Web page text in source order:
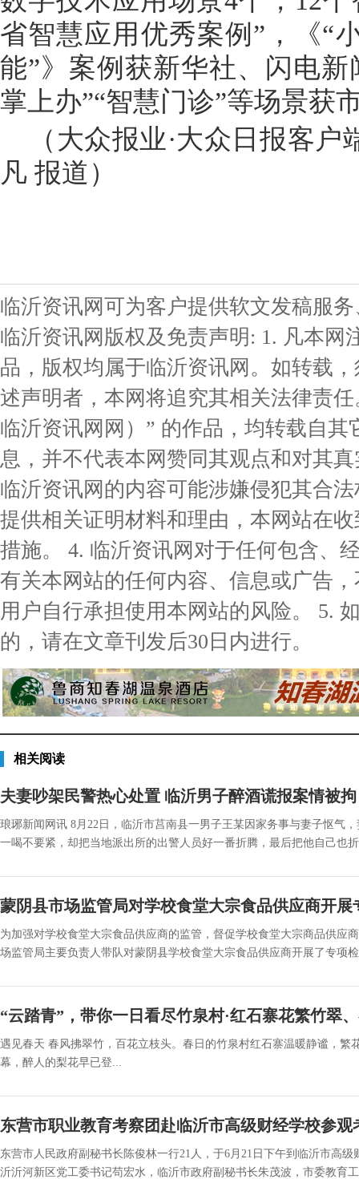
省智慧应用优秀案例”，《“
能”》案例获新华社、闪电
掌上办”“智慧门诊”等场景获
（大众报业·大众日报客
凡 报道）
临沂资讯网可为客户提供软文发稿服
临沂资讯网版权及免责声明: 1. 凡本网
品，版权均属于临沂资讯网。如转载
述声明者，本网将追究其相关法律责
临沂资讯网网）” 的作品，均转载自
息，并不代表本网赞同其观点和对其
临沂资讯网的内容可能涉嫌侵犯其合
提供相关证明材料和理由，本网站在
措施。 4. 临沂资讯网对于任何包含、
有关本网站的任何内容、信息或广告
用户自行承担使用本网站的风险。 5.
的，请在文章刊发后30日内进行。
相关阅读
夫妻吵架民警热心处置 临沂男子醉酒谎报案情被拘
琅琊新闻网讯 8月22日，临沂市莒南县一男子王某因家务事与妻子怄气
一喝不要紧，却把当地派出所的出警人员好一番折腾，最后把他自己也
蒙阴县市场监管局对学校食堂大宗食品供应商开展
为加强对学校食堂大宗食品供应商的监管，督促学校食堂大宗商品供应
场监管局主要负责人带队对蒙阴县学校食堂大宗食品供应商开展了专项
“云踏青”，带你一日看尽竹泉村·红石寨花繁竹翠
遇见春天 春风拂翠竹，百花立枝头。春日的竹泉村红石寨温暖静谧，
幕，醉人的梨花早已登...
东营市职业教育考察团赴临沂市高级财经学校参观
东营市人民政府副秘书长陈俊林一行21人，于6月21日下午到临沂市高
沂沂河新区党工委书记苟宏水，临沂市政府副秘书长朱茂波，市委教育